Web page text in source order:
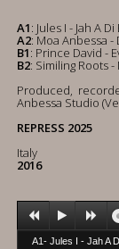
A1: Jules I - Jah A
A2: Moa Anbessa -
B1: Prince David -
B2: Similing Roots
Produced,
Anbessa Studio
REPRESS 2025
Italy
2016
A1- Jules I - Jah A